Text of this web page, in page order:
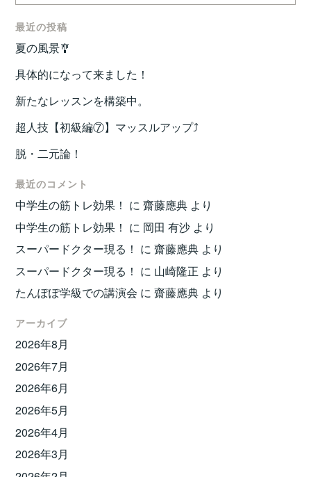
最近の投稿
夏の風景🎐
具体的になって来ました！
新たなレッスンを構築中。
超人技【初級編⑦】マッスルアップ⤴️
脱・二元論！
最近のコメント
中学生の筋トレ効果！ に齋藤應典 より
中学生の筋トレ効果！ に 岡田 有沙 より
スーパードクター現る！ に齋藤應典 より
スーパードクター現る！ に 山崎隆正 より
たんぽぽ学級での講演会 に齋藤應典 より
アーカイブ
2026年8月
2026年7月
2026年6月
2026年5月
2026年4月
2026年3月